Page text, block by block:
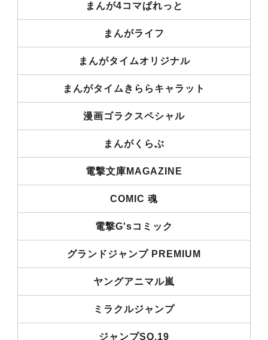
まんが4コマぱれっと
まんがライフ
まんがタイムオリジナル
まんがタイムきららキャラット
漫画ゴラクスペシャル
まんがくらぶ
電撃文庫MAGAZINE
COMIC 魂
電撃G'sコミック
グランドジャンプ PREMIUM
ヤングアニマル嵐
ミラクルジャンプ
ジャンプSQ.19